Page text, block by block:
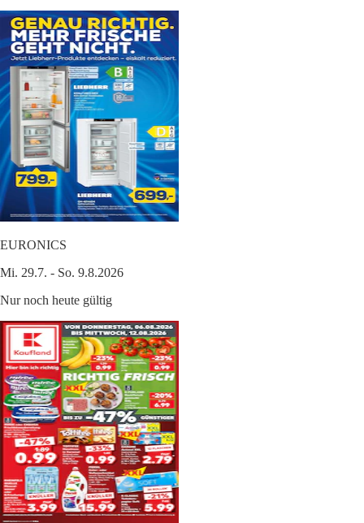
EURONICS
Mi. 29.7. - So. 9.8.2026
Nur noch heute gültig